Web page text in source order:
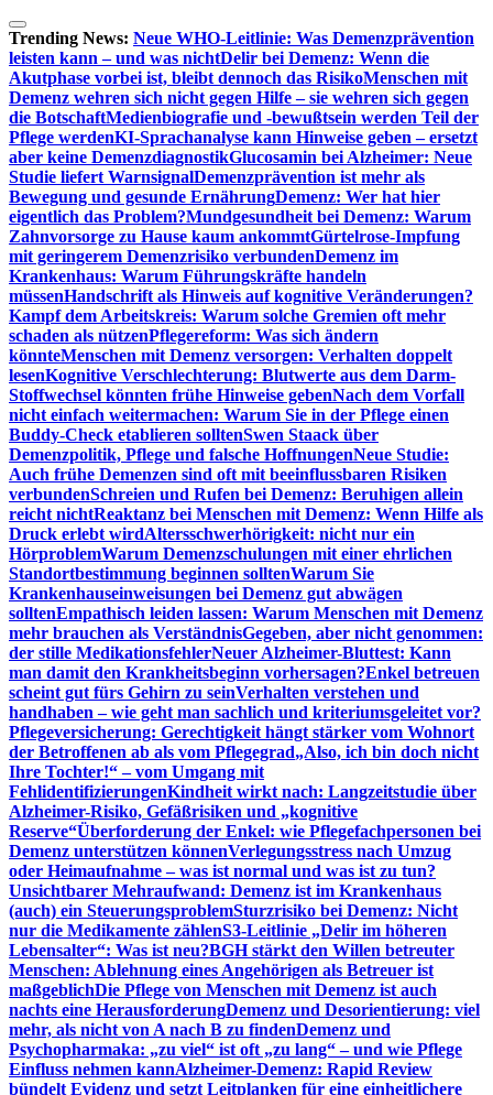
Zum
Inhalt
springen
Trending News: Neue WHO-Leitlinie: Was Demenzprävention
leisten kann – und was nichtDelir bei Demenz: Wenn die
Akutphase vorbei ist, bleibt dennoch das RisikoMenschen mit
Demenz wehren sich nicht gegen Hilfe – sie wehren sich gegen
die BotschaftMedienbiografie und -bewußtsein werden Teil der
Pflege werdenKI-Sprachanalyse kann Hinweise geben – ersetzt
aber keine DemenzdiagnostikGlucosamin bei Alzheimer: Neue
Studie liefert WarnsignalDemenzprävention ist mehr als
Bewegung und gesunde ErnährungDemenz: Wer hat hier
eigentlich das Problem?Mundgesundheit bei Demenz: Warum
Zahnvorsorge zu Hause kaum ankommtGürtelrose-Impfung
mit geringerem Demenzrisiko verbundenDemenz im
Krankenhaus: Warum Führungskräfte handeln
müssenHandschrift als Hinweis auf kognitive Veränderungen?
Kampf dem Arbeitskreis: Warum solche Gremien oft mehr
schaden als nützenPflegereform: Was sich ändern
könnteMenschen mit Demenz versorgen: Verhalten doppelt
lesenKognitive Verschlechterung: Blutwerte aus dem Darm-
Stoffwechsel könnten frühe Hinweise gebenNach dem Vorfall
nicht einfach weitermachen: Warum Sie in der Pflege einen
Buddy-Check etablieren solltenSwen Staack über
Demenzpolitik, Pflege und falsche HoffnungenNeue Studie:
Auch frühe Demenzen sind oft mit beeinflussbaren Risiken
verbundenSchreien und Rufen bei Demenz: Beruhigen allein
reicht nichtReaktanz bei Menschen mit Demenz: Wenn Hilfe als
Druck erlebt wirdAltersschwerhörigkeit: nicht nur ein
HörproblemWarum Demenzschulungen mit einer ehrlichen
Standortbestimmung beginnen solltenWarum Sie
Krankenhauseinweisungen bei Demenz gut abwägen
solltenEmpathisch leiden lassen: Warum Menschen mit Demenz
mehr brauchen als VerständnisGegeben, aber nicht genommen:
der stille MedikationsfehlerNeuer Alzheimer-Bluttest: Kann
man damit den Krankheitsbeginn vorhersagen?Enkel betreuen
scheint gut fürs Gehirn zu seinVerhalten verstehen und
handhaben – wie geht man sachlich und kriteriumsgeleitet vor?
Pflegeversicherung: Gerechtigkeit hängt stärker vom Wohnort
der Betroffenen ab als vom Pflegegrad„Also, ich bin doch nicht
Ihre Tochter!“ – vom Umgang mit
FehlidentifizierungenKindheit wirkt nach: Langzeitstudie über
Alzheimer-Risiko, Gefäßrisiken und „kognitive
Reserve“Überforderung der Enkel: wie Pflegefachpersonen bei
Demenz unterstützen könnenVerlegungsstress nach Umzug
oder Heimaufnahme – was ist normal und was ist zu tun?
Unsichtbarer Mehraufwand: Demenz ist im Krankenhaus
(auch) ein SteuerungsproblemSturzrisiko bei Demenz: Nicht
nur die Medikamente zählenS3-Leitlinie „Delir im höheren
Lebensalter“: Was ist neu?BGH stärkt den Willen betreuter
Menschen: Ablehnung eines Angehörigen als Betreuer ist
maßgeblichDie Pflege von Menschen mit Demenz ist auch
nachts eine HerausforderungDemenz und Desorientierung: viel
mehr, als nicht von A nach B zu findenDemenz und
Psychopharmaka: „zu viel“ ist oft „zu lang“ – und wie Pflege
Einfluss nehmen kannAlzheimer-Demenz: Rapid Review
bündelt Evidenz und setzt Leitplanken für eine einheitlichere